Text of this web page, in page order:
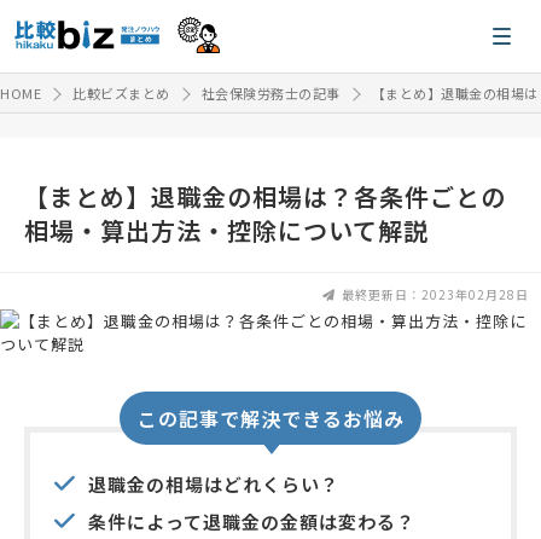
HOME 比較ビズまとめ 社会保険労務士の記事 【まとめ】退職金の相場
【まとめ】退職金の相場は？各条件ごとの
相場・算出方法・控除について解説
最終更新日：2023年02月28日
この記事で解決できるお悩み
退職金の相場はどれくらい？
条件によって退職金の金額は変わる？